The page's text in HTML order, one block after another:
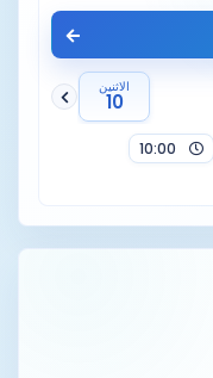
الاثنين
10